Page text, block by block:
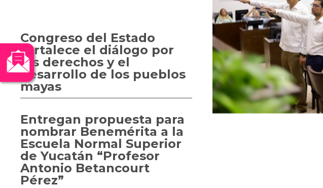
Congreso del Estado
fortalece el diálogo por
los derechos y el
desarrollo de los pueblos
mayas
Entregan propuesta para
nombrar Benemérita a la
Escuela Normal Superior
de Yucatán “Profesor
Antonio Betancourt
Pérez”